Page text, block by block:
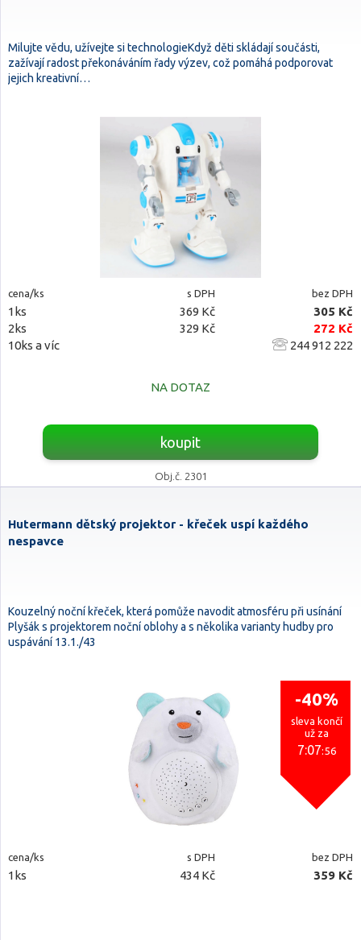
Milujte vědu, užívejte si technologieKdyž děti skládají součásti,
zažívají radost překonáváním řady výzev, což pomáhá podporovat
jejich kreativní…
cena/ks s DPH bez DPH
1ks 369 Kč
305 Kč
2ks
329 Kč
272 Kč
10ks a víc
244 912 222
NA DOTAZ
koupit
Obj.č. 2301
Hutermann dětský projektor - křeček uspí každého
nespavce
Kouzelný noční křeček, která pomůže navodit atmosféru při usínání
Plyšák s projektorem noční oblohy a s několika varianty hudby pro
uspávání 13.1./43
-40%
sleva končí
už za
7:07:54
cena/ks s DPH bez DPH
1ks 434 Kč 359 Kč